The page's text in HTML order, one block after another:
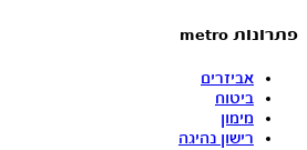
פתרונות metro
אביזרים
ביטוח
מימון
רישון נהיגה